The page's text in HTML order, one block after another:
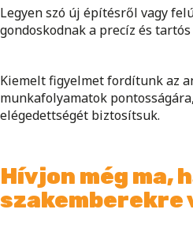
Legyen szó új építésről vagy
gondoskodnak a precíz és
Kiemelt figyelmet fordítunk az
munkafolyamatok
elégedettségét biztosítsuk.
Hívjon még ma,
szakemberekre